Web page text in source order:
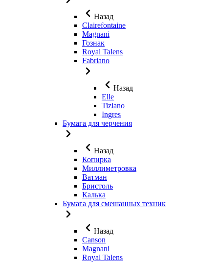
Назад
Clairefontaine
Magnani
Гознак
Royal Talens
Fabriano
Назад
Elle
Tiziano
Ingres
Бумага для черчения
Назад
Копирка
Миллиметровка
Ватман
Бристоль
Калька
Бумага для смешанных техник
Назад
Canson
Magnani
Royal Talens